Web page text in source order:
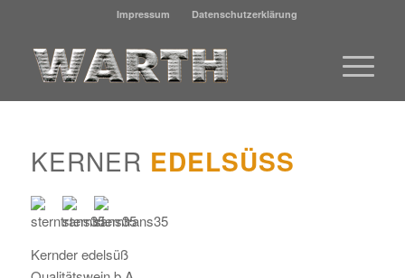
Impressum Datenschutzerklärung
KERNER EDELSÜSS
Kernder edelsüß